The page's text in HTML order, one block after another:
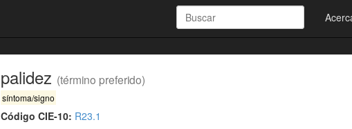
palidez (término preferido)
síntoma/signo
Código CIE-10: R23.1